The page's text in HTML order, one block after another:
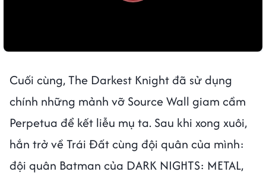
Cuối cùng, The Darkest Knight đã sử dụng
chính những mảnh vỡ Source Wall giam cầm
Perpetua để kết liễu mụ ta. Sau khi xong xuôi,
hắn trở về Trái Đất cùng đội quân của mình:
đội quân Batman của DARK NIGHTS: METAL,